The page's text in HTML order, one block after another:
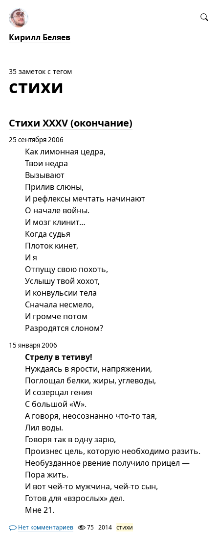
Кирилл Беляев
35 заметок с тегом
стихи
Стихи XXXV (окончание)
25 сентября 2006
Как лимонная цедра,
Твои недра
Вызывают
Прилив слюны,
И рефлексы мечтать начинают
О начале войны.
И мозг клинит…
Когда судья
Плоток кинет,
И я
Отпущу свою похоть,
Услышу твой хохот,
И конвульсии тела
Сначала несмело,
И громче потом
Разродятся слоном?
15 января 2006
Стрелу в тетиву!
Нуждаясь в ярости, напряжении,
Поглощал белки, жиры, углеводы,
И созерцал гения
С большой «W».
А говоря, неосознанно что-то тая,
Лил воды.
Говоря так в одну зарю,
Произнес цель, которую необходимо разить.
Необузданное рвение получило прицел —
Пора жить.
И вот чей-то мужчина, чей-то сын,
Готов для «взрослых» дел.
Мне 21.
Нет комментариев 75 2014 стихи